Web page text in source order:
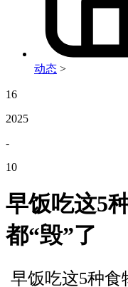
动态 >
16
2025
-
10
早饭吃这5
都“毁”了
早饭吃这5种食